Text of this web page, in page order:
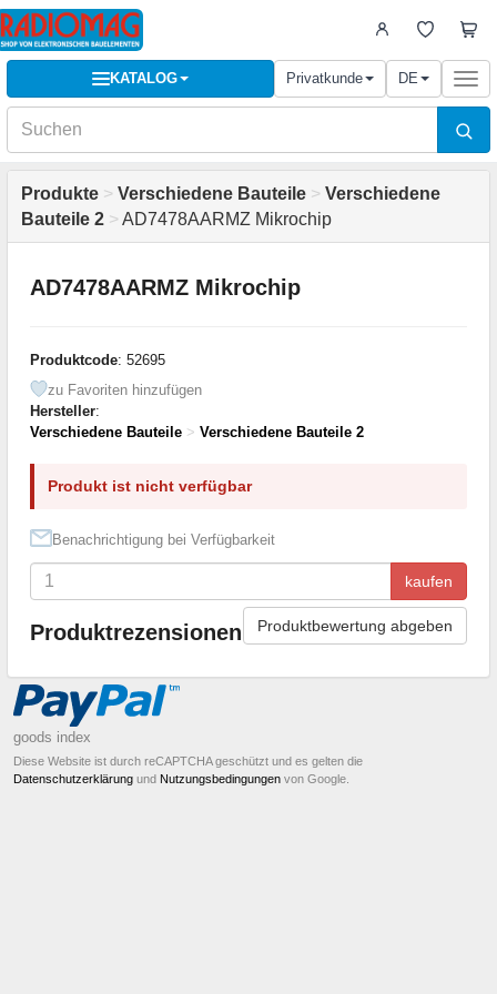
KATALOG Privatkunde DE
Produkte > Verschiedene Bauteile > Verschiedene
Bauteile 2 > AD7478AARMZ Mikrochip
AD7478AARMZ Mikrochip
Produktcode: 52695
zu Favoriten hinzufügen
Hersteller:
Verschiedene Bauteile > Verschiedene Bauteile 2
Produkt ist nicht verfügbar
Benachrichtigung bei Verfügbarkeit
kaufen
Produktrezensionen Produktbewertung abgeben
goods index
Diese Website ist durch reCAPTCHA geschützt und es gelten die
Datenschutzerklärung und Nutzungsbedingungen von Google.